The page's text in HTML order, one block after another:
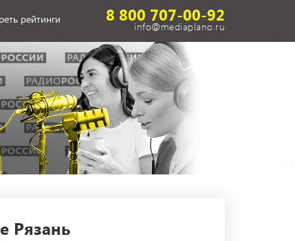
рейтинги 8 800 707-00-92
info@mediaplano.ru
Рязань